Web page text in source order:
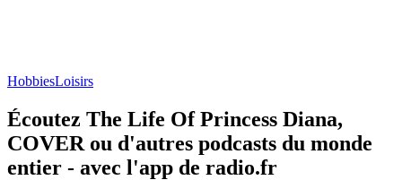
HobbiesLoisirs
Écoutez The Life Of Princess Diana,
COVER ou d'autres podcasts du monde
entier - avec l'app de radio.fr